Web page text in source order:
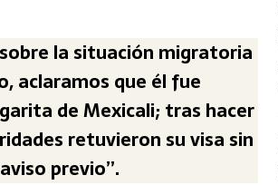
la situación migratoria
aclaramos que él fue
de Mexicali; tras hacer
retuvieron su visa sin
previo”.